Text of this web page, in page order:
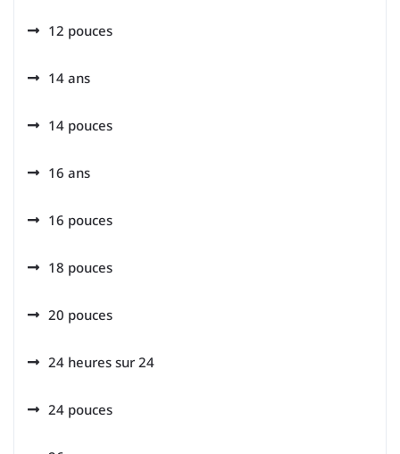
12 pouces
14 ans
14 pouces
16 ans
16 pouces
18 pouces
20 pouces
24 heures sur 24
24 pouces